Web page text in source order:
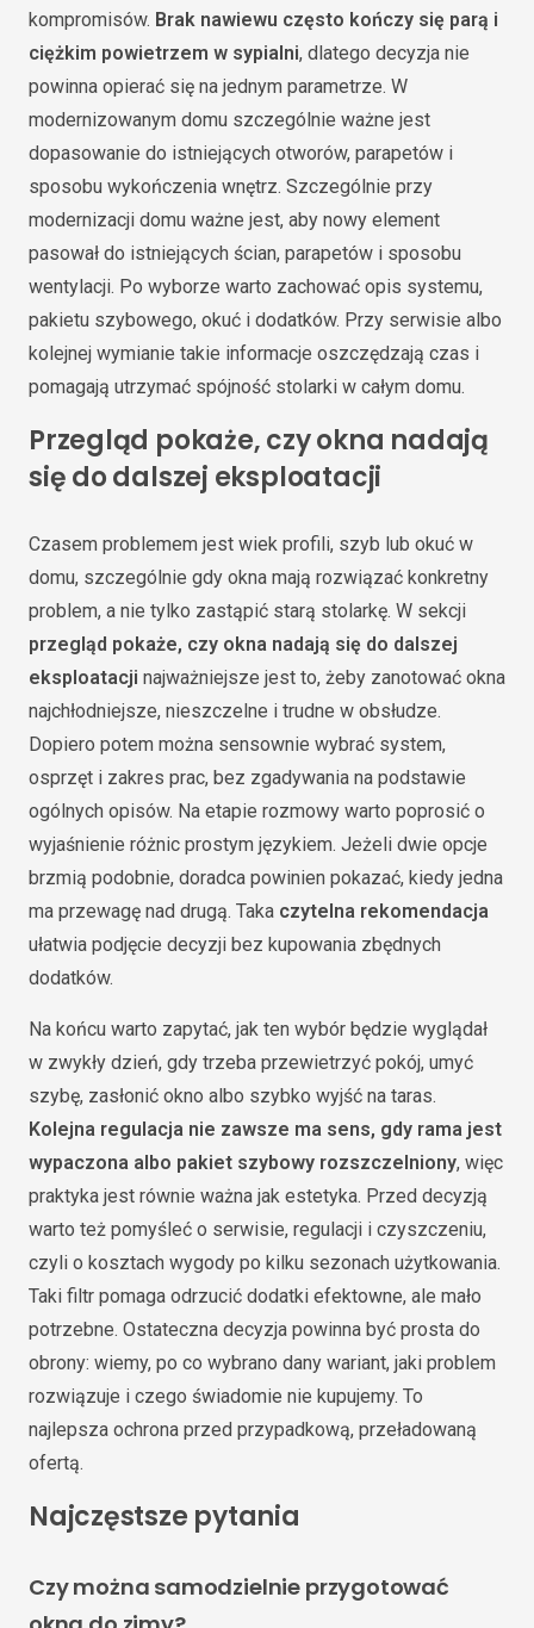
kompromisów. Brak nawiewu często kończy się parą i
ciężkim powietrzem w sypialni, dlatego decyzja nie
powinna opierać się na jednym parametrze. W
modernizowanym domu szczególnie ważne jest
dopasowanie do istniejących otworów, parapetów i
sposobu wykończenia wnętrz. Szczególnie przy
modernizacji domu ważne jest, aby nowy element
pasował do istniejących ścian, parapetów i sposobu
wentylacji. Po wyborze warto zachować opis systemu,
pakietu szybowego, okuć i dodatków. Przy serwisie albo
kolejnej wymianie takie informacje oszczędzają czas i
pomagają utrzymać spójność stolarki w całym domu.
Przegląd pokaże, czy okna nadają
się do dalszej eksploatacji
Czasem problemem jest wiek profili, szyb lub okuć w
domu, szczególnie gdy okna mają rozwiązać konkretny
problem, a nie tylko zastąpić starą stolarkę. W sekcji
przegląd pokaże, czy okna nadają się do dalszej
eksploatacji najważniejsze jest to, żeby zanotować okna
najchłodniejsze, nieszczelne i trudne w obsłudze.
Dopiero potem można sensownie wybrać system,
osprzęt i zakres prac, bez zgadywania na podstawie
ogólnych opisów. Na etapie rozmowy warto poprosić o
wyjaśnienie różnic prostym językiem. Jeżeli dwie opcje
brzmią podobnie, doradca powinien pokazać, kiedy jedna
ma przewagę nad drugą. Taka czytelna rekomendacja
ułatwia podjęcie decyzji bez kupowania zbędnych
dodatków.
Na końcu warto zapytać, jak ten wybór będzie wyglądał
w zwykły dzień, gdy trzeba przewietrzyć pokój, umyć
szybę, zasłonić okno albo szybko wyjść na taras.
Kolejna regulacja nie zawsze ma sens, gdy rama jest
wypaczona albo pakiet szybowy rozszczelniony, więc
praktyka jest równie ważna jak estetyka. Przed decyzją
warto też pomyśleć o serwisie, regulacji i czyszczeniu,
czyli o kosztach wygody po kilku sezonach użytkowania.
Taki filtr pomaga odrzucić dodatki efektowne, ale mało
potrzebne. Ostateczna decyzja powinna być prosta do
obrony: wiemy, po co wybrano dany wariant, jaki problem
rozwiązuje i czego świadomie nie kupujemy. To
najlepsza ochrona przed przypadkową, przeładowaną
ofertą.
Najczęstsze pytania
Czy można samodzielnie przygotować